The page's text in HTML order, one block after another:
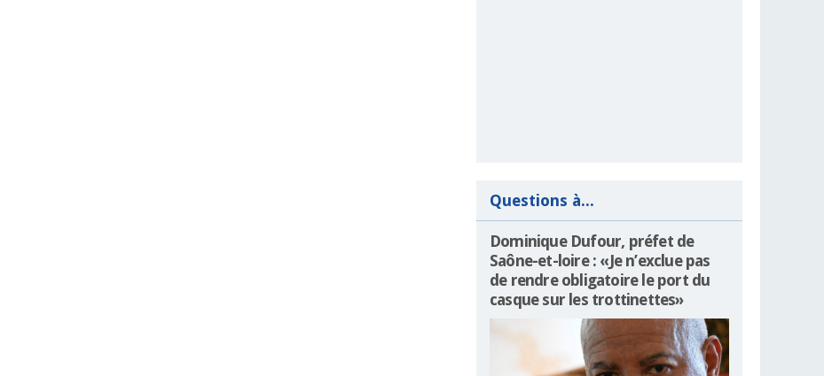
Questions à...
Dominique Dufour, préfet de
Saône-et-loire : «Je n’exclue pas
de rendre obligatoire le port du
casque sur les trottinettes»